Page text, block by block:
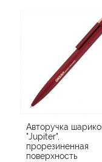
Авторучка
"Jupiter",
прорезиненная
поверхность